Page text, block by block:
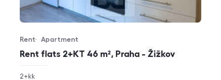
Rent flats 2+KT 46 m², Praha - Žižkov
Offer type
Rent
Property type
Apartment
rozměry
2+kk